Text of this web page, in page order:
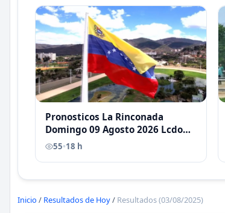
Pronosticos La Rinconada
Domingo 09 Agosto 2026 Lcdo
Antoni Castellano
55•18 h
Inicio / Resultados de Hoy/ Resultados (03/08/2025)